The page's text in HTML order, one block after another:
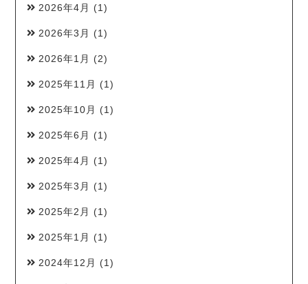
2026年4月 (1)
2026年3月 (1)
2026年1月 (2)
2025年11月 (1)
2025年10月 (1)
2025年6月 (1)
2025年4月 (1)
2025年3月 (1)
2025年2月 (1)
2025年1月 (1)
2024年12月 (1)